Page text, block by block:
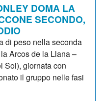
DOMA LA
SECONDO,
di peso nella seconda
Arcos de la Llana –
Sol), giornata con
il gruppo nelle fasi